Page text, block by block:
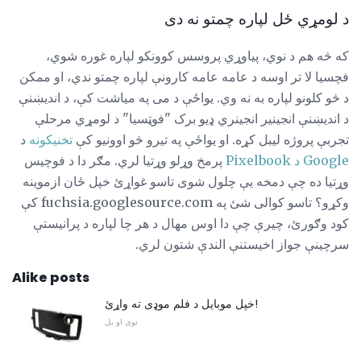
د لومړي ځل لپاره چمتو نه دی
که څه هم د نوي، پیاوړي پروسس کوونکو لپاره غوره شوي،
فچسیا لا تر اوسه د عامه عامه کارونې لپاره چمتو ندي، او ممکن
د څو کلونو لپاره به نه وي. یواځې د می په میاشت کې، د اندیښنې
د اندیښنې انجینیر انجینري ډیو برک "فوټسیا" د لومړي مرحلې
تجربې پروژه لیبل کړه. او یواځې په تیرو څو اوونیو کې تخنیکونه د
Google د Pixelbook
پرمخ وړلو وړتیا لري. مګر دا د فوچیس
وړتیا ده چې دمخه یې چلول شوی تاسو غواړئ خپل ځان ازموینه
وکړو؟ تاسو کوالی شئ په fuchsia.googlesource.com کې
کود وګورئ، چیرې چې دا اوس مهال د هر چا لپاره د پرانیستې
سرچینې جواز اخیستنې الندې شتون لري.
Alike posts
خپل موبایل د فلم موډی ته واړئ!
نوی او بل